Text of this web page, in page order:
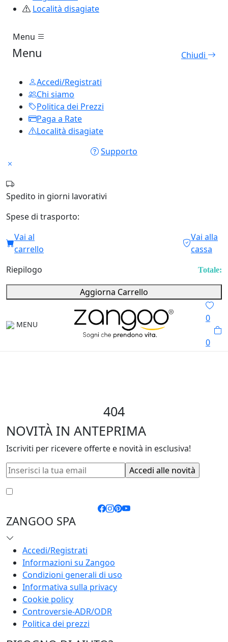
Località disagiate
Menu
Menu Chiudi
Accedi/Registrati
Chi siamo
Politica dei Prezzi
Paga a Rate
Località disagiate
Supporto
Spedito in giorni lavorativi
Spese di trasporto:
Vai al
carrello
Vai alla
cassa
Riepilogo
Totale:
Aggiorna Carrello
MENU
0
0
404
NOVITÀ IN ANTEPRIMA
Iscriviti per ricevere offerte e novità in esclusiva!
ZANGOO SPA
Accedi/Registrati
Informazioni su Zangoo
Condizioni generali di uso
Informativa sulla privacy
Cookie policy
Controversie-ADR/ODR
Politica dei prezzi